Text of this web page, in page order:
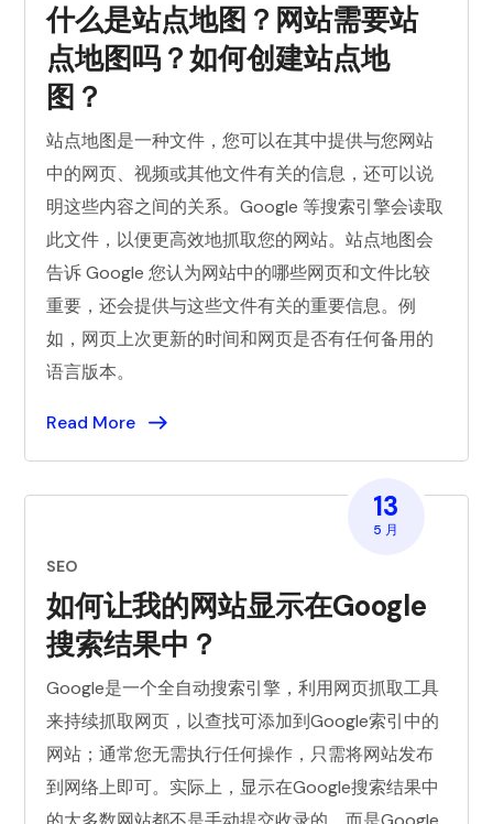
什么是站点地图？网站需要站
点地图吗？如何创建站点地
图？
站点地图是一种文件，您可以在其中提供与您网站
中的网页、视频或其他文件有关的信息，还可以说
明这些内容之间的关系。Google 等搜索引擎会读取
此文件，以便更高效地抓取您的网站。站点地图会
告诉 Google 您认为网站中的哪些网页和文件比较
重要，还会提供与这些文件有关的重要信息。例
如，网页上次更新的时间和网页是否有任何备用的
语言版本。
Read More
13
5 月
SEO
如何让我的网站显示在Google
搜索结果中？
Google是一个全自动搜索引擎，利用网页抓取工具
来持续抓取网页，以查找可添加到Google索引中的
网站；通常您无需执行任何操作，只需将网站发布
到网络上即可。实际上，显示在Google搜索结果中